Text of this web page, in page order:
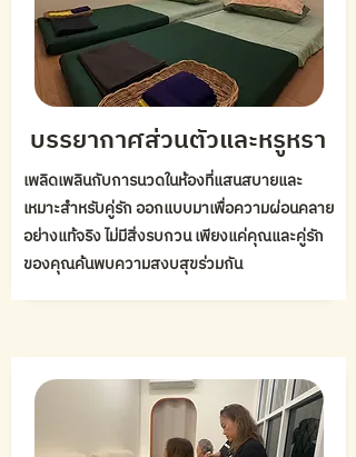
บรรยากาศส่วนตัวและหรูหรา
เพลิดเพลินกับการนวดในห้องที่แสนสบายและ
เหมาะสำหรับคู่รัก ออกแบบมาเพื่อความผ่อนคลาย
อย่างแท้จริง ไม่มีสิ่งรบกวน เพียงแค่คุณและคู่รัก
ของคุณค้นพบความสงบสุขร่วมกัน